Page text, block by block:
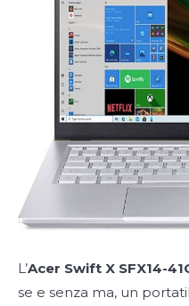
L’Acer Swift X SFX14-
se e senza ma, un